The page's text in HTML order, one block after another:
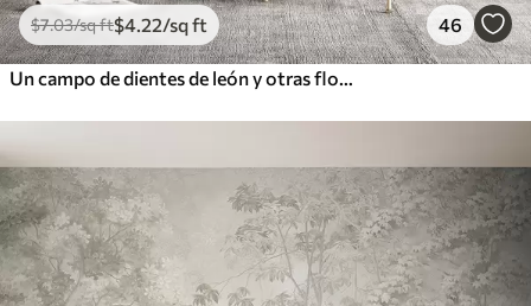
$7.03/sq ft$4 .22/sq ft 46